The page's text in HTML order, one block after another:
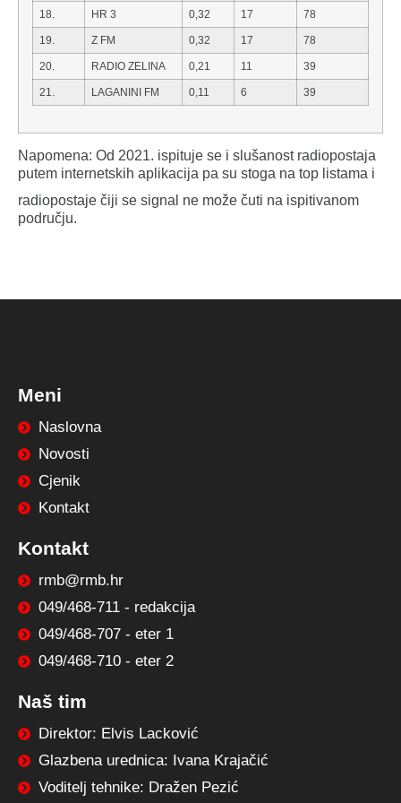
18. HR 3 0,32 17 78
19. Z FM 0,32 17 78
20. RADIO ZELINA 0,21 11 39
21. LAGANINI FM 0,11 6 39
Napomena: Od 2021. ispituje se i slušanost radiopostaja
putem internetskih aplikacija pa su stoga na top listama i
radiopostaje čiji se signal ne može čuti na ispitivanom
području.
Meni
Naslovna
Novosti
Cjenik
Kontakt
Kontakt
rmb@rmb.hr
049/468-711 - redakcija
049/468-707 - eter 1
049/468-710 - eter 2
Naš tim
Direktor: Elvis Lacković
Glazbena urednica: Ivana Krajačić
Voditelj tehnike: Dražen Pezić